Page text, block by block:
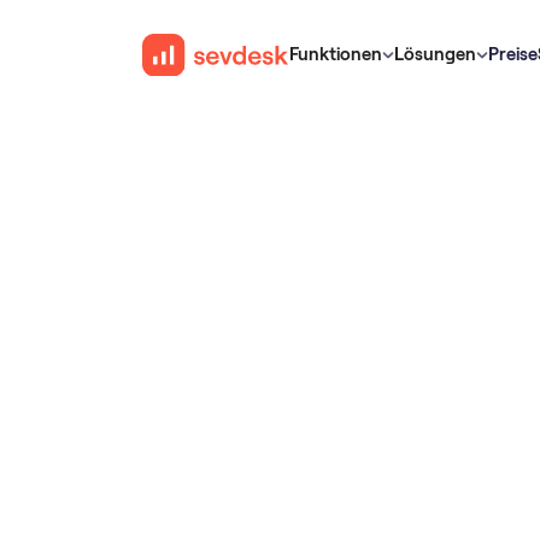
Funktionen Lösungen Preise